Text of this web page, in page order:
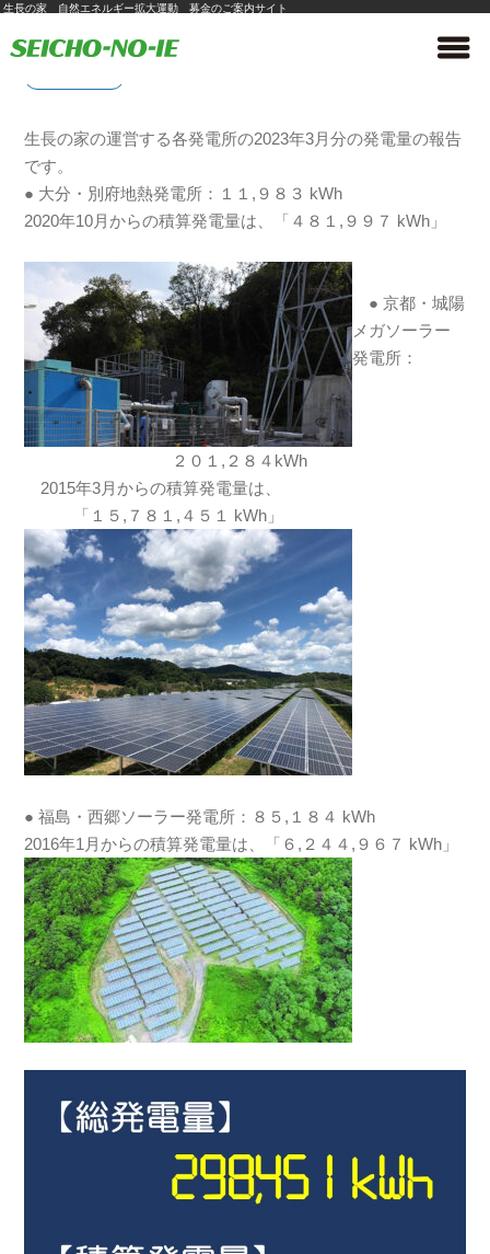
生長の家 自然エネルギー拡大運動 募金のご案内サイト
2023年3月発電量のご報告
生長の家の運営する各発電所の2023年3月分の発電量の報告
です。
● 大分・別府地熱発電所：１１,９８３ kWh
2020年10月からの積算発電量は、「４８１,９９７ kWh」
● 京都・城陽
メガソーラー
発電所：
２０１,２８４kWh
2015年3月からの積算発電量は、
「１５,７８１,４５１ kWh」
● 福島・西郷ソーラー発電所：８５,１８４ kWh
2016年1月からの積算発電量は、「６,２４４,９６７ kWh」